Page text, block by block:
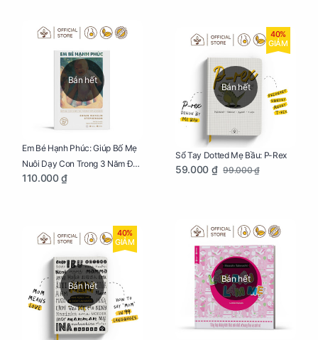
Bán hết
Em Bé Hạnh Phúc: Giúp Bố Mẹ
Nuôi Dạy Con Trong 3 Năm Đầu
Đời
110.000 ₫
Bán hết
40%
GIẢM
Sổ Tay Dotted Mẹ Bầu: P-Rex
59.000 ₫ 99.000 ₫
Bán hết
40%
GIẢM
Bán hết